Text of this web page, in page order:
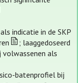
indicatie in de SKP
; laaggedoseerd
als
batenprofiel bij